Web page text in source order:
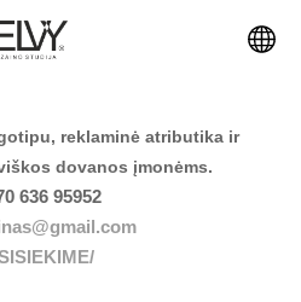
reklaminė atributika ir
dovanos įmonėms.
636 95952